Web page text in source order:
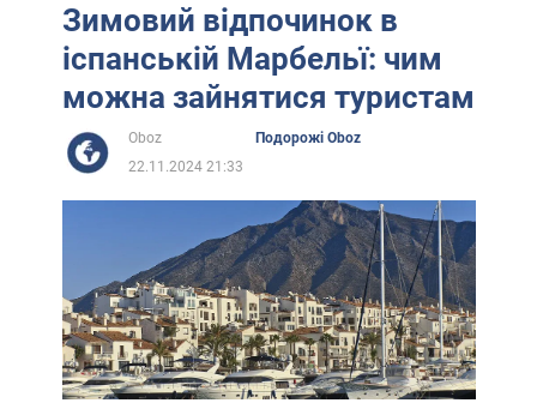
Зимовий відпочинок в
іспанській Марбельї: чим
можна зайнятися туристам
Oboz
Подорожі Oboz
22.11.2024 21:33